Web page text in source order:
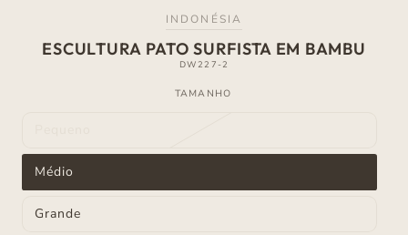
INDONÉSIA
ESCULTURA PATO SURFISTA EM BAMBU
DW227-2
TAMANHO
indisponível
Médio
Variante
esgotada
indisponível
Grande
Variante